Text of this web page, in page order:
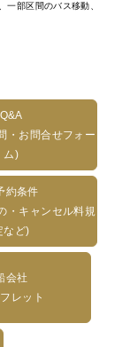
部区間のバス移動、
Q&A
・お問合せフォー
ム)
約条件
・キャンセル料規
など)
会社
レット